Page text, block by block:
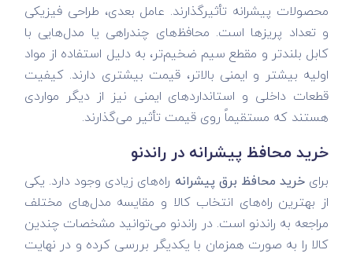
محصولات پیشرانه تأثیرگذارند. عامل بعدی، طراحی فیزیکی
و تعداد پریزها است. محافظ‌های چندراهی یا مدل‌هایی با
کابل بلندتر و مقطع سیم ضخیم‌تر، به دلیل استفاده از مواد
اولیه بیشتر و ایمنی بالاتر، قیمت بیشتری دارند. کیفیت
قطعات داخلی و استانداردهای ایمنی نیز از دیگر مواردی
هستند که مستقیماً روی قیمت تأثیر می‌گذارند.
خرید محافظ پیشرانه در راندنو
برایخرید محافظ برق پیشرانه راه‌های زیادی وجود دارد. یکی
از بهترین راه‌های انتخاب کالا و مقایسه مدل‌های مختلف
مراجعه به راندنو است. در راندنو می‌توانید مشخصات چندین
کالا را به صورت همزمان با یکدیگر بررسی کرده و در نهایت